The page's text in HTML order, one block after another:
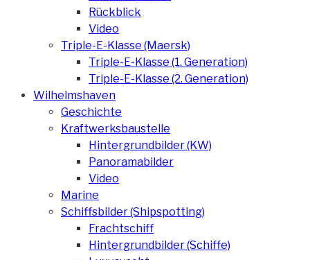
Rückblick
Video
Triple-E-Klasse (Maersk)
Triple-E-Klasse (1. Generation)
Triple-E-Klasse (2. Generation)
Wilhelmshaven
Geschichte
Kraftwerksbaustelle
Hintergrundbilder (KW)
Panoramabilder
Video
Marine
Schiffsbilder (Shipspotting)
Frachtschiff
Hintergrundbilder (Schiffe)